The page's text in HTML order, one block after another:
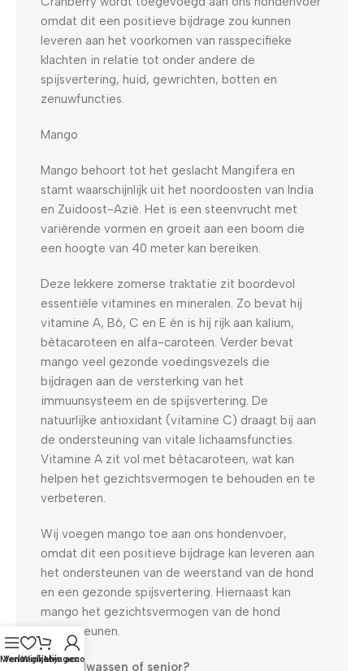
omdat dit een positieve bijdrage zou kunnen
leveren aan het voorkomen van rasspecifieke
klachten in relatie tot onder andere de
spijsvertering, huid, gewrichten, botten en
zenuwfuncties.
Mango
Mango behoort tot het geslacht Mangifera en
stamt waarschijnlijk uit het noordoosten van India
en Zuidoost-Azië. Het is een steenvrucht met
variërende vormen en groeit aan een boom die
een hoogte van 40 meter kan bereiken.
Deze lekkere zomerse traktatie zit boordevol
essentiële vitamines en mineralen. Zo bevat hij
vitamine A, B6, C en E én is hij rijk aan kalium,
bètacaroteen en alfa-caroteen. Verder bevat
mango veel gezonde voedingsvezels die
bijdragen aan de versterking van het
immuunsysteem en de spijsvertering. De
natuurlijke antioxidant (vitamine C) draagt bij aan
de ondersteuning van vitale lichaamsfuncties.
Vitamine A zit vol met bètacaroteen, wat kan
helpen het gezichtsvermogen te behouden en te
verbeteren.
Wij voegen mango toe aan ons hondenvoer,
omdat dit een positieve bijdrage kan leveren aan
het ondersteunen van de weerstand van de hond
en een gezonde spijsvertering. Hiernaast kan
mango het gezichtsvermogen van de hond
ondersteunen.
Pup, volwassen of senior?
Menu
Verlanglijst
Winkelwagen
Mijn account